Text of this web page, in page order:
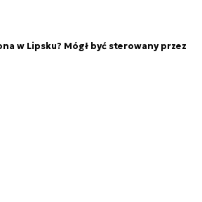
w Lipsku? Mógł być sterowany przez